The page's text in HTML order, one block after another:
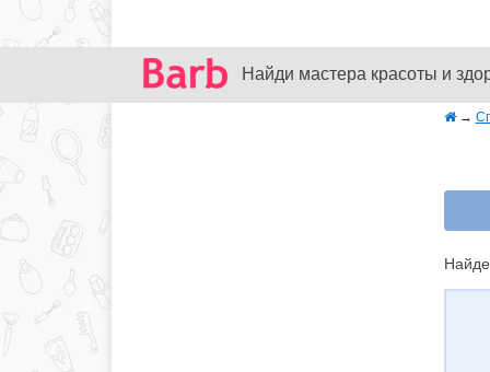
Найди мастера красоты и
→